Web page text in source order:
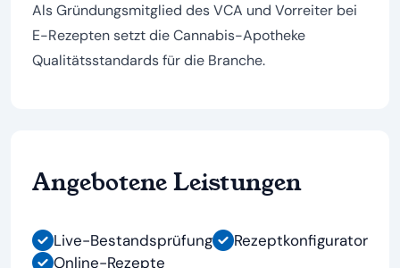
Als Gründungsmitglied des VCA und Vorreiter bei
E-Rezepten setzt die Cannabis-Apotheke
Qualitätsstandards für die Branche.
Angebotene Leistungen
Live-Bestandsprüfung
Rezeptkonfigurator
Online-Rezepte